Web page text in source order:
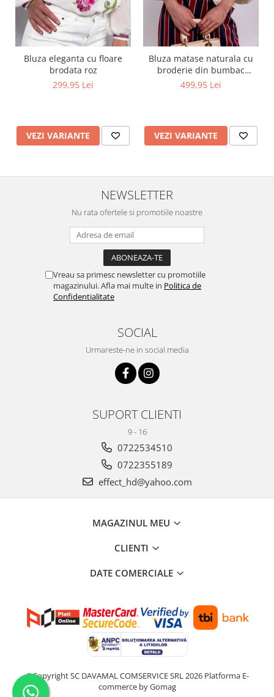
Bluza eleganta cu floare
brodata roz
299,95 Lei
VEZI VARIANTE
Bluza matase naturala cu
broderie din bumbac
captusita cu vascoza 100%
499,95 Lei
VEZI VARIANTE
NEWSLETTER
Nu rata ofertele si promotiile noastre
Vreau sa primesc newsletter cu promotiile
magazinului. Afla mai multe in Politica de
Confidentialitate
SOCIAL
Urmareste-ne in social media
SUPORT CLIENTI
9 - 16
0722534510
0722355189
effect_hd@yahoo.com
MAGAZINUL MEU
CLIENTI
DATE COMERCIALE
©Copyright SC DAVAMAL COMSERVICE SRL 2026 Platforma E-
commerce by Gomag